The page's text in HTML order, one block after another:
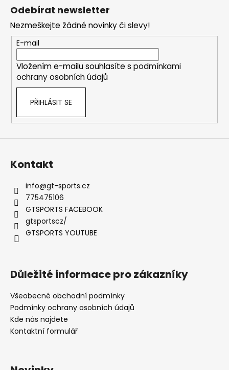
Odebírat newsletter
Nezmeškejte žádné novinky či slevy!
E-mail
Vložením e-mailu souhlasíte s podmínkami
ochrany osobních údajů
PŘIHLÁSIT SE
Kontakt
info@gt-sports.cz
775475106
GTSPORTS FACEBOOK
gtsportscz/
GTSPORTS YOUTUBE
Důležité informace pro zákazníky
Všeobecné obchodní podmínky
Podmínky ochrany osobních údajů
Kde nás najdete
Kontaktní formulář